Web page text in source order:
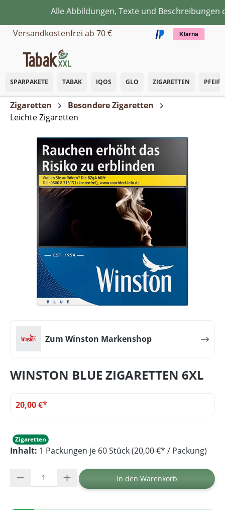
Zum Hauptinhalt springen
Alle Abbildungen, Texte und Beschreibungen
Versandkostenfrei ab 70 €
Klarna
SPARPAKETE TABAK IQOS GLO ZIGARETTEN
Zigaretten
Besondere Zigaretten
Leichte Zigaretten
Zum Winston Markenshop
WINSTON BLUE ZIGARETTEN 6XL
20,00 €*
Zigaretten
Inhalt: 1 Packungen je 60 Stück (20,00 €* / Packung)
Produkt Anzahl: Gib den gewünschten
In den Warenkorb